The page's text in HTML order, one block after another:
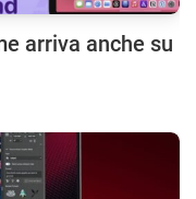
arriva anche su